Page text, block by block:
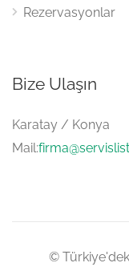
Rezervasyonlar
Bize Ulaşın
Karatay / Konya
Mail:
©